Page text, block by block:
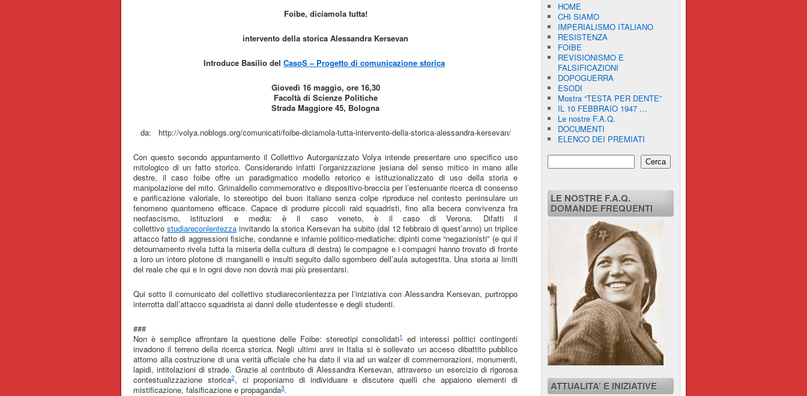
Foibe, diciamola tutta!
intervento della storica Alessandra Kersevan
Introduce Basilio del CasoS – Progetto di comunicazione storica
Giovedì 16 maggio, ore 16,30
Facoltà di Scienze Politiche
Strada Maggiore 45, Bologna
da: http://volya.noblogs.org/comunicati/foibe-diciamola-tutta-intervento-della-storica-alessandra-kersevan/
Con questo secondo appuntamento il Collettivo Autorganizzato Volya intende presentare uno specifico uso
mitologico di un fatto storico. Considerando infatti l’organizzazione jesiana del senso mitico in mano alle
destre, il caso foibe offre un paradigmatico modello retorico e istituzionalizzato di uso della storia e
manipolazione del mito. Grimaldello commemorativo e dispositivo-breccia per l’estenuante ricerca di consenso
e parificazione valoriale, lo stereotipo del buon italiano senza colpe riproduce nel contesto peninsulare un
fenomeno quantomeno efficace. Capace di produrre piccoli raid squadristi, fino alla becera convivenza fra
neofascismo, istituzioni e media: è il caso veneto, è il caso di Verona. Difatti il
collettivostudiareconlentezza invitando la storica Kersevan ha subito (dal 12 febbraio di quest’anno) un triplice
attacco fatto di aggressioni fisiche, condanne e infamie politico-mediatiche: dipinti come “negazionisti” (e qui il
detournamento rivela tutta la miseria della cultura di destra) le compagne e i compagni hanno trovato di fronte
a loro un intero plotone di manganelli e insulti seguito dallo sgombero dell’aula autogestita. Una storia ai limiti
del reale che qui e in ogni dove non dovrà mai più presentarsi.
Qui sotto il comunicato del collettivo studiareconlentezza per l’iniziativa con Alessandra Kersevan, purtroppo
interrotta dall’attacco squadrista ai danni delle studentesse e degli studenti.
###
Non è semplice affrontare la questione delle Foibe: stereotipi consolidati1
ed interessi politici contingenti
invadono il terreno della ricerca storica. Negli ultimi anni in Italia si è sollevato un acceso dibattito pubblico
attorno alla costruzione di una verità ufficiale che ha dato il via ad un walzer di commemorazioni, monumenti,
lapidi, intitolazioni di strade. Grazie al contributo di Alessandra Kersevan, attraverso un esercizio di rigorosa
contestualizzazione storica2, ci proponiamo di individuare e discutere quelli che appaiono elementi di
mistificazione, falsificazione e propaganda3.
HOME
CHI SIAMO
IMPERIALISMO ITALIANO
RESISTENZA
FOIBE
REVISIONISMO E
FALSIFICAZIONI
DOPOGUERRA
ESODI
Mostra “TESTA PER DENTE”
IL 10 FEBBRAIO 1947 …
Le nostre F.A.Q.
DOCUMENTI
ELENCO DEI PREMIATI
Cerca
LE NOSTRE F.A.Q.
DOMANDE FREQUENTI
ATTUALITA’ E INIZIATIVE